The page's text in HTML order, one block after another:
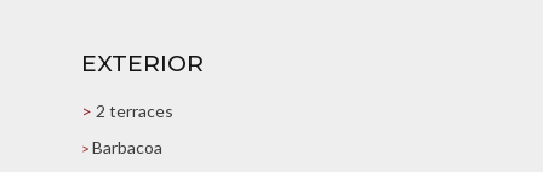
EXTERIOR
> 2 terraces
> Barbacoa